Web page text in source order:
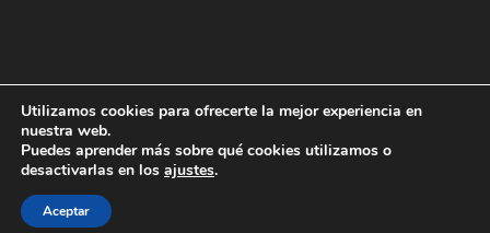
Confidencialidad
Contacto
Marruecos +212 662 802 479
España +34 603 804 354
Utilizamos cookies para ofrecerte la mejor experiencia en
nuestra web.
Puedes aprender más sobre qué cookies utilizamos o
desactivarlas en los ajustes.
Aceptar